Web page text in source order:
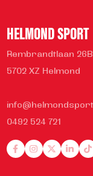
HELMOND SPORT
Rembrandtlaan 26B
5702 XZ Helmond
0492 524 721